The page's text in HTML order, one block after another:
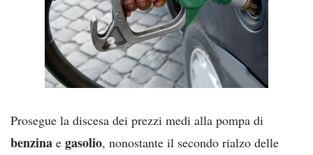
Prosegue la discesa dei prezzi medi alla pompa di
benzina e gasolio, nonostante il secondo rialzo delle